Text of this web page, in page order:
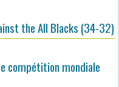
the All Blacks (34-32)
compétition mondiale